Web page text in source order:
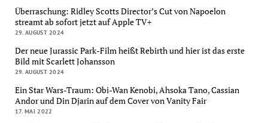
Überraschung: Ridley Scotts Director’s Cut von Napoelon
streamt ab sofort jetzt auf Apple TV+
29. AUGUST 2024
Der neue Jurassic Park-Film heißt Rebirth und hier ist das erste
Bild mit Scarlett Johansson
29. AUGUST 2024
Ein Star Wars-Traum: Obi-Wan Kenobi, Ahsoka Tano, Cassian
Andor und Din Djarin auf dem Cover von Vanity Fair
17. MAI 2022